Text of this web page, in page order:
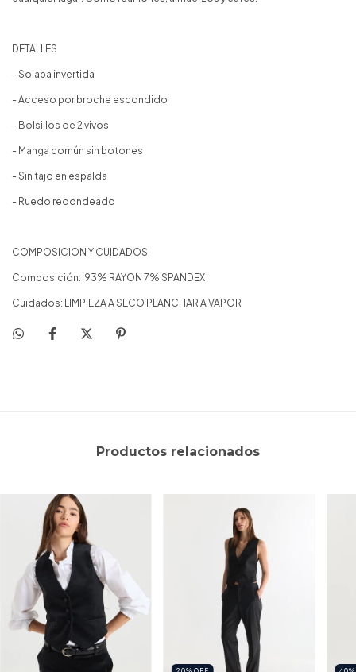
DETALLES
- Solapa invertida
- Acceso por broche escondido
- Bolsillos de 2 vivos
- Manga común sin botones
- Sin tajo en espalda
- Ruedo redondeado
COMPOSICION Y CUIDADOS
Composición: 93% RAYON 7% SPANDEX
Cuidados: LIMPIEZA A SECO PLANCHAR A VAPOR
Productos relacionados